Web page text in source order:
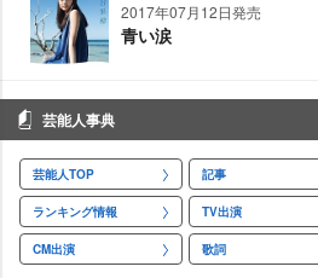
2017年07月12日発売
青い涙
芸能人事典
芸能人TOP 記事
ランキング情報 TV出演
CM出演 歌詞